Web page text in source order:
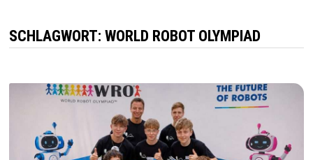
SCHLAGWORT:WORLD ROBOT OLYMPIAD